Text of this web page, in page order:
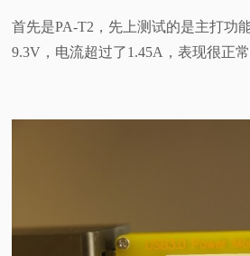
首先是PA-T2，先上测试的是主打功
9.3V，电流超过了1.45A，表现很正常